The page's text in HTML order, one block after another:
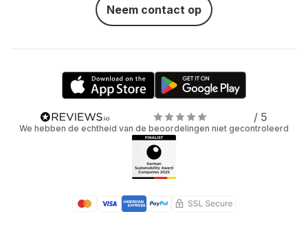
Neem contact op
/ 5
We hebben de echtheid van de beoordelingen niet gecontroleerd